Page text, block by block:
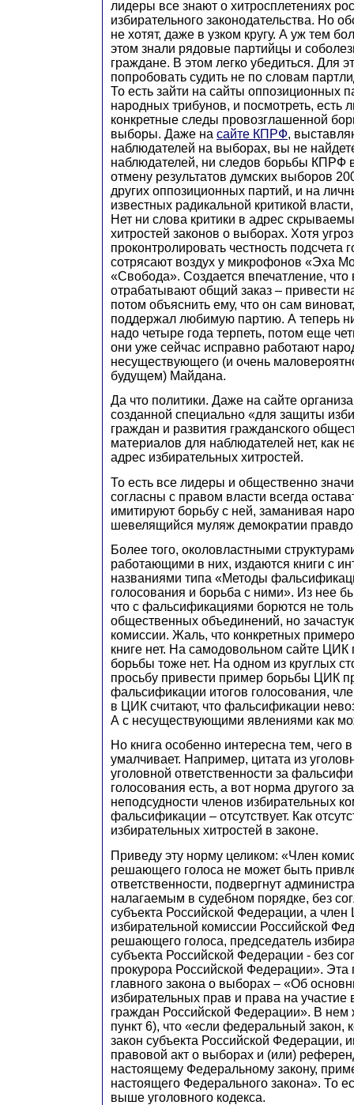
лидеры все знают о хитросплетениях
избирательного законодательства. Но
не хотят, даже в узком кругу. А уж тем
этом знали рядовые партийцы и
граждане. В этом легко убедиться. Для
попробовать судить не по словам
То есть зайти на сайты оппозиционных
народных трибунов, и посмотреть, есть
конкретные следы провозглашенной
выборы. Даже на сайте КПРФ,
наблюдателей на выборах, вы не
наблюдателей, ни следов борьбы КПРФ
отмену результатов думских выборов
других оппозиционных партий, и на
известных радикальной критикой
Нет ни слова критики в адрес
хитростей законов о выборах. Хотя
проконтролировать честность подсчета
сотрясают воздух у микрофонов «Эха
«Свобода». Создается впечатление,
отрабатывают общий заказ – привести
потом объяснить ему, что он сам
поддержал любимую партию. А теперь
надо четыре года терпеть, потом еще
они уже сейчас исправно работают
несуществующего (и очень
будущем) Майдана.
Да что политики. Даже на сайте
созданной специально «для защиты
граждан и развития гражданского
материалов для наблюдателей нет, как
адрес избирательных хитростей.
То есть все лидеры и общественно
согласны с правом власти всегда
имитируют борьбу с ней, заманивая
шевелящийся муляж демократии
Более того, околовластными
работающими в них, издаются книги с
названиями типа «Методы
голосования и борьба с ними». Из нее
что с фальсификациями борются не
общественных объединений, но
комиссии. Жаль, что конкретных
книге нет. На самодовольном сайте ЦИК
борьбы тоже нет. На одном из круглых
просьбу привести пример борьбы ЦИК
фальсификации итогов голосования,
в ЦИК считают, что фальсификации
А с несуществующими явлениями как
Но книга особенно интересна тем, чего
умалчивает. Например, цитата из
уголовной ответственности за
голосования есть, а вот норма другого
неподсудности членов избирательных
фальсификации – отсутствует. Как
избирательных хитростей в законе.
Приведу эту норму целиком: «Член
решающего голоса не может быть
ответственности, подвергнут
налагаемым в судебном порядке, без
субъекта Российской Федерации, а член
избирательной комиссии Российской
решающего голоса, председатель
субъекта Российской Федерации - без
прокурора Российской Федерации». Эта
главного закона о выборах – «Об
избирательных прав и права на
граждан Российской Федерации». В нем
пункт 6), что «если федеральный закон,
закон субъекта Российской Федерации,
правовой акт о выборах и (или)
настоящему Федеральному закону,
настоящего Федерального закона». То
выше уголовного кодекса.